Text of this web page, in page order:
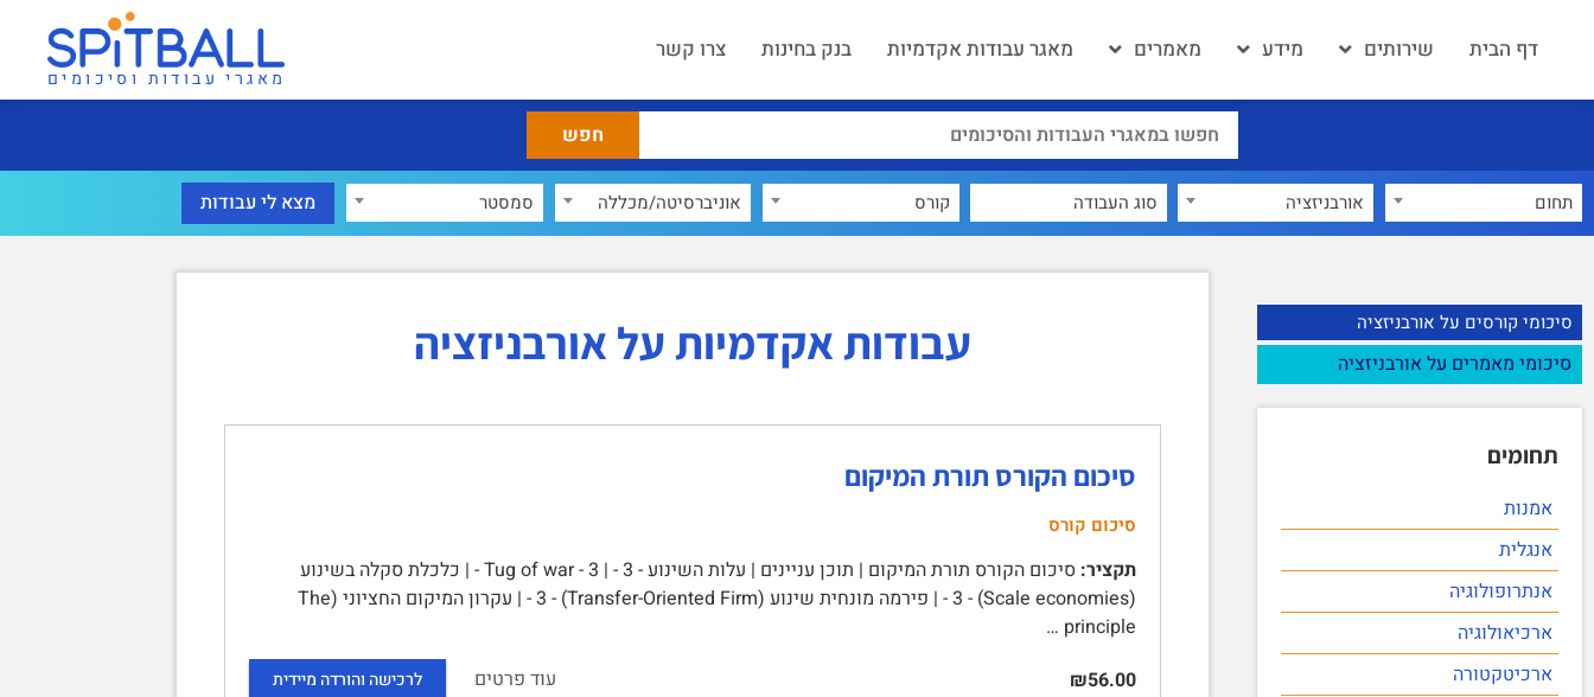
דף הבית שירותים מידע מאמרים מאגר עבודות אקדמיות בנק בחינות צרו קשר
מאגרי עבודות וסיכומים
תחום אורבניזציה קורס אוניברסיטה/מכללה סמסטר
סיכומי קורסים על אורבניזציה
סיכומי מאמרים על אורבניזציה
תחומים
אמנות
אנגלית
אנתרופולוגיה
ארכיאולוגיה
ארכיטקטורה
עבודות אקדמיות על אורבניזציה
סיכום הקורס תורת המיקום
סיכום קורס
תקציר:
סיכום הקורס תורת המיקום | תוכן עניינים | עלות השינוע - 3 - | Tug of war - 3 - | כלכלת סקלה בשינוע
(Scale economies) - 3 - | פירמה מונחית שינוע (Transfer-Oriented Firm) - 3 - | עקרון המיקום החציוני (The
principle …
₪56.00
עוד פרטים לרכישה והורדה מיידית